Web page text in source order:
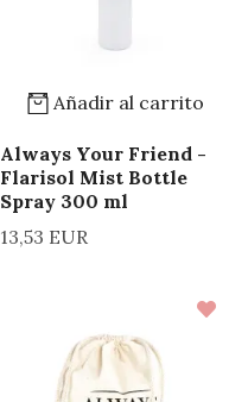
Añadir al carrito
Always Your Friend -
Flarisol Mist Bottle
Spray 300 ml
13,53 EUR